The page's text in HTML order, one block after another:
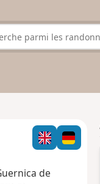
de